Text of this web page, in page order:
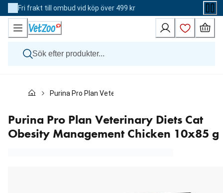
Skip
to
Content
Fri frakt till ombud vid köp över 499 kr
Katt
Veterinärfoder
Varumärken
Nyheter
Purina Pro Plan Veterinary Diets Cat Obesity
Purina Pro Plan Veterinary Diets Cat
Obesity Management Chicken 10x85 g